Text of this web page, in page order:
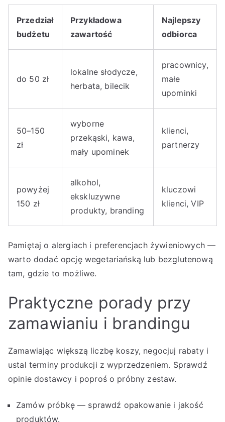
Przedział
budżetu
Przykładowa
zawartość
Najlepszy
odbiorca
do 50 zł
lokalne słodycze,
herbata, bilecik
pracownicy,
małe
upominki
50–150
zł
wyborne
przekąski, kawa,
mały upominek
klienci,
partnerzy
powyżej
150 zł
alkohol,
ekskluzywne
produkty, branding
kluczowi
klienci, VIP
Pamiętaj o alergiach i preferencjach żywieniowych —
warto dodać opcję wegetariańską lub bezglutenową
tam, gdzie to możliwe.
Praktyczne porady przy
zamawianiu i brandingu
Zamawiając większą liczbę koszy, negocjuj rabaty i
ustal terminy produkcji z wyprzedzeniem. Sprawdź
opinie dostawcy i poproś o próbny zestaw.
Zamów próbkę — sprawdź opakowanie i jakość
produktów.